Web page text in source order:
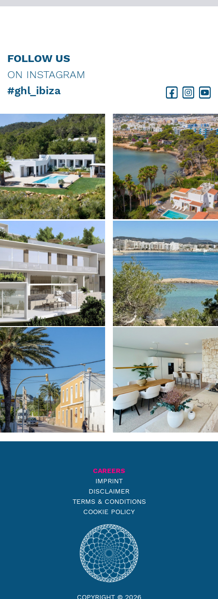
FOLLOW US
ON INSTAGRAM
#ghl_ibiza
CAREERS
IMPRINT
DISCLAIMER
TERMS & CONDITIONS
COOKIE POLICY
COPYRIGHT © 2026